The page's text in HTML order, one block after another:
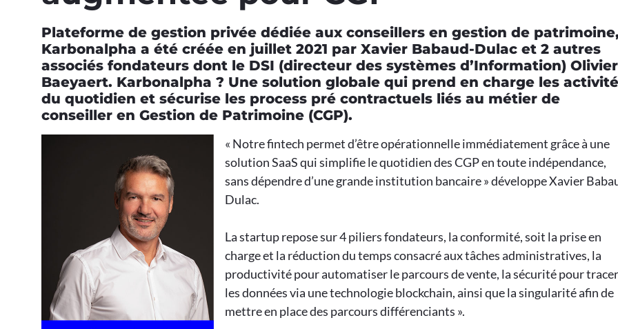
Plateforme de gestion privée dédiée aux conseillers en gestion de patrimoine,
Karbonalpha a été créée en juillet 2021 par Xavier Babaud-Dulac et 2 autres
associés fondateurs dont le DSI (directeur des systèmes d’Information) Olivier
Baeyaert. Karbonalpha ? Une solution globale qui prend en charge les
du quotidien et sécurise les process pré contractuels liés au métier de
conseiller en Gestion de Patrimoine (CGP).
« Notre fintech permet d’être opérationnelle immédiatement grâce à une
solution SaaS qui simplifie le quotidien des CGP en toute indépendance,
sans dépendre d’une grande institution bancaire » développe Xavier
Dulac.
La startup repose sur 4 piliers fondateurs, la conformité, soit la prise en
charge et la réduction du temps consacré aux tâches administratives, la
productivité pour automatiser le parcours de vente, la sécurité pour tracer
les données via une technologie blockchain, ainsi que la singularité afin de
mettre en place des parcours différenciants ».